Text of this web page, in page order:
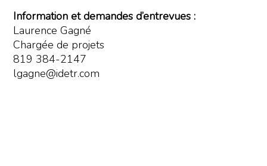
Information et demandes d’entrevues :
Laurence Gagné
Chargée de projets
819 384-2147
lgagne@idetr.com